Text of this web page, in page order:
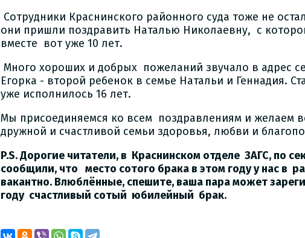
Сотрудники Краснинского районного суда тоже не
они пришли поздравить Наталью Николаевну, с
вместе вот уже 10 лет.
Много хороших и добрых пожеланий звучало в адрес
Егорка - второй ребенок в семье Натальи и Геннадия.
уже исполнилось 16 лет.
Мы присоединяемся ко всем поздравлениям и желаем
дружной и счастливой семьи здоровья, любви и
P.S. Дорогие читатели, в Краснинском отделе ЗАГС, по
сообщили, что место сотого брака в этом году у нас в
вакантно. Влюблённые, спешите, ваша пара может
году счастливый сотый юбилейный брак.